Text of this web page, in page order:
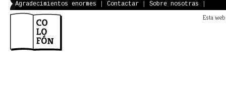
Agradecimientos enormes Contactar Sobre nosotras
Esta